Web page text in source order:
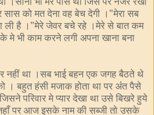
सास को मत देना वह बेच देगी ।"मेरा सब
ली है ।"मेरे जेवर बचे रहे ।मेरे से बात कम
मे भी काम करने लगी अपना खाना बना
नहीं था ।सब भाई बहन एक जगह बैठते थे
। बहुत हंसी मजाक होता था पर अंंत पैसे
परिवार मे प्यार देखा था उसे बिखरे हुये
पर आज इसके नाम की सब्जी तो उसके